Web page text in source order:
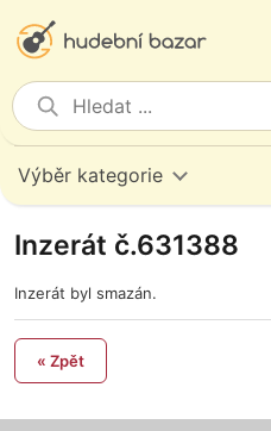
Výběr kategorie
Inzerát č.631388
Inzerát byl smazán.
« Zpět